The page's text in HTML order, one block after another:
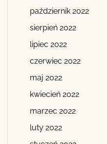
październik 2022
sierpień 2022
lipiec 2022
czerwiec 2022
maj 2022
kwiecień 2022
marzec 2022
luty 2022